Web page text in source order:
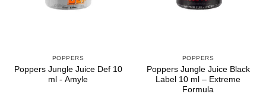
POPPERS
Poppers Jungle Juice Def 10
ml - Amyle
POPPERS
Poppers Jungle Juice Black
Label 10 ml – Extreme
Formula